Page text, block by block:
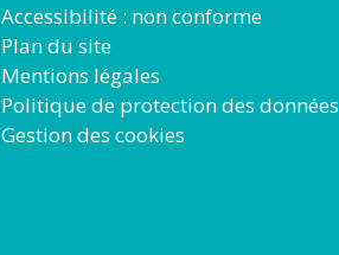
Accessibilité : non conforme
Plan du site
Mentions légales
Politique de protection des données
Gestion des cookies